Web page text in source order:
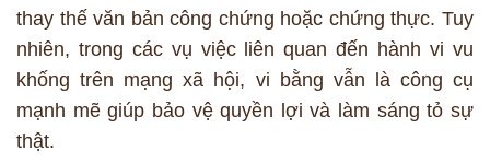
thay thế văn bản công chứng hoặc chứng thực. Tuy
nhiên, trong các vụ việc liên quan đến hành vi vu
khống trên mạng xã hội, vi bằng vẫn là công cụ
mạnh mẽ giúp bảo vệ quyền lợi và làm sáng tỏ sự
thật.